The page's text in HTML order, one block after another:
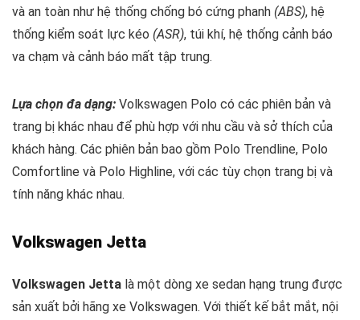
và an toàn như hệ thống chống bó cứng phanh (ABS), hệ
thống kiểm soát lực kéo (ASR), túi khí, hệ thống cảnh báo
va chạm và cảnh báo mất tập trung.
Lựa chọn đa dạng: Volkswagen Polo có các phiên bản và
trang bị khác nhau để phù hợp với nhu cầu và sở thích của
khách hàng. Các phiên bản bao gồm Polo Trendline, Polo
Comfortline và Polo Highline, với các tùy chọn trang bị và
tính năng khác nhau.
Volkswagen Jetta
Volkswagen Jetta là một dòng xe sedan hạng trung được
sản xuất bởi hãng xe Volkswagen. Với thiết kế bắt mắt, nội